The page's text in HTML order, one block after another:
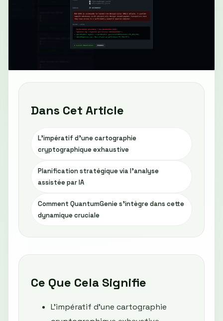
Dans Cet Article
L'impératif d'une cartographie
cryptographique exhaustive
Planification stratégique via l'analyse
assistée par IA
Comment QuantumGenie s'intègre dans cette
dynamique cruciale
Ce Que Cela Signifie
L'impératif d'une cartographie